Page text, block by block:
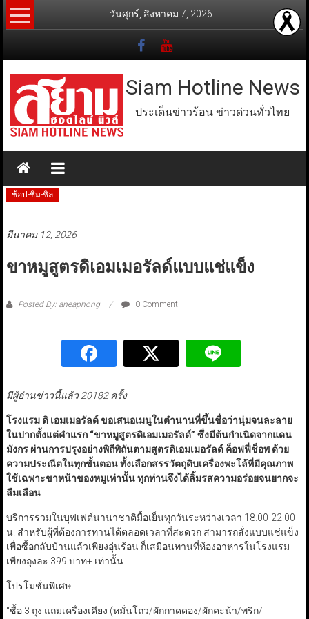
Skip
to
วันศุกร์, สิงหาคม 7, 2026
Siam Hotline News
ประเด็นข่าวร้อน ข่าวด่วนทั่วไทย
ช้อป-ชิม-ชิล
มีนาคม 12, 2026
ขาหมูสูตรดิเอมเมอรัลด์แบบแช่แข็ง
Posted By: aneaphong 0 Comment
มีผู้อ่านข่าวนี้แล้ว 20182 ครั้ง
โรงแรม ดิ เอมเมอรัลด์ ขอเสนอเมนูในตำนานที่ขึ้นชื่อว่านุ่มจนละลาย
ในปากตั้งแต่คำแรก “ขาหมูสูตรดิเอมเมอรัลด์” ซึ่งมีต้นกำเนิดจากแดน
มังกร ผ่านการปรุงอย่างพิถีพิถันตามสูตรดิเอมเมอรัลด์ ค็อฟฟี่ช็อพ ด้วย
ความประณีตในทุกขั้นตอน ทั้งเลือกสรรวัตถุดิบเครื่องพะโล้ที่มีคุณภาพ
ใช้เฉพาะขาหน้าของหมูเท่านั้น ทุกท่านจึงได้ลิ้มรสความอร่อยจนยากจะ
ลืมเลือน
บริการรวมในบุฟเฟต์นานาชาติมื้อเย็นทุกวันระหว่างเวลา 18.00-22.00
น. สำหรับผู้ที่ต้องการทานได้ตลอดเวลาที่สะดวก สามารถสั่งแบบแช่แข็ง
เพื่อซื้อกลับบ้านแล้วเพียงอุ่นร้อน ก็เสมือนทานที่ห้องอาหารในโรงแรม
เพียงถุงละ 399 บาท+ เท่านั้น
โปรโมชั่นพิเศษ!!
“ซื้อ 3 ถุง แถมเครื่องเคียง (หมั่นโถว/ผักกาดดอง/ผักคะน้า/พริก/